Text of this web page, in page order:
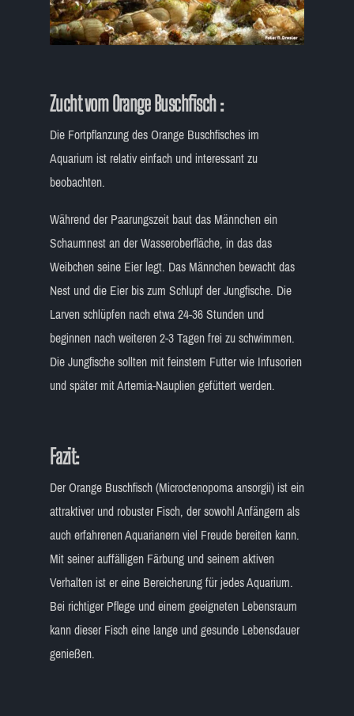
Zucht vom Orange Buschfisch:
Die Fortpflanzung des Orange Buschfisches im
Aquarium ist relativ einfach und interessant zu
beobachten.
Während der Paarungszeit baut das Männchen ein
Schaumnest an der Wasseroberfläche, in das das
Weibchen seine Eier legt. Das Männchen bewacht das
Nest und die Eier bis zum Schlupf der Jungfische. Die
Larven schlüpfen nach etwa 24-36 Stunden und
beginnen nach weiteren 2-3 Tagen frei zu schwimmen.
Die Jungfische sollten mit feinstem Futter wie Infusorien
und später mit Artemia-Nauplien gefüttert werden.
Fazit:
Der Orange Buschfisch (Microctenopoma ansorgii) ist ein
attraktiver und robuster Fisch, der sowohl Anfängern als
auch erfahrenen Aquarianern viel Freude bereiten kann.
Mit seiner auffälligen Färbung und seinem aktiven
Verhalten ist er eine Bereicherung für jedes Aquarium.
Bei richtiger Pflege und einem geeigneten Lebensraum
kann dieser Fisch eine lange und gesunde Lebensdauer
genießen.